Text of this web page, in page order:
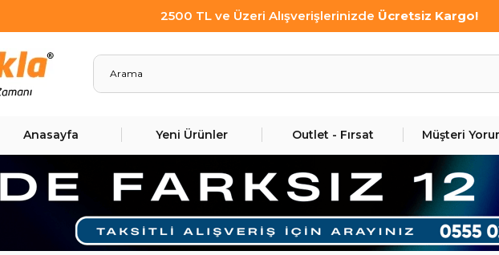
2500 TL ve Üzeri Alışverişlerinizde Ücretsiz Kargo!
Anasayfa Yeni Ürünler Outlet - Fırsat Müşteri